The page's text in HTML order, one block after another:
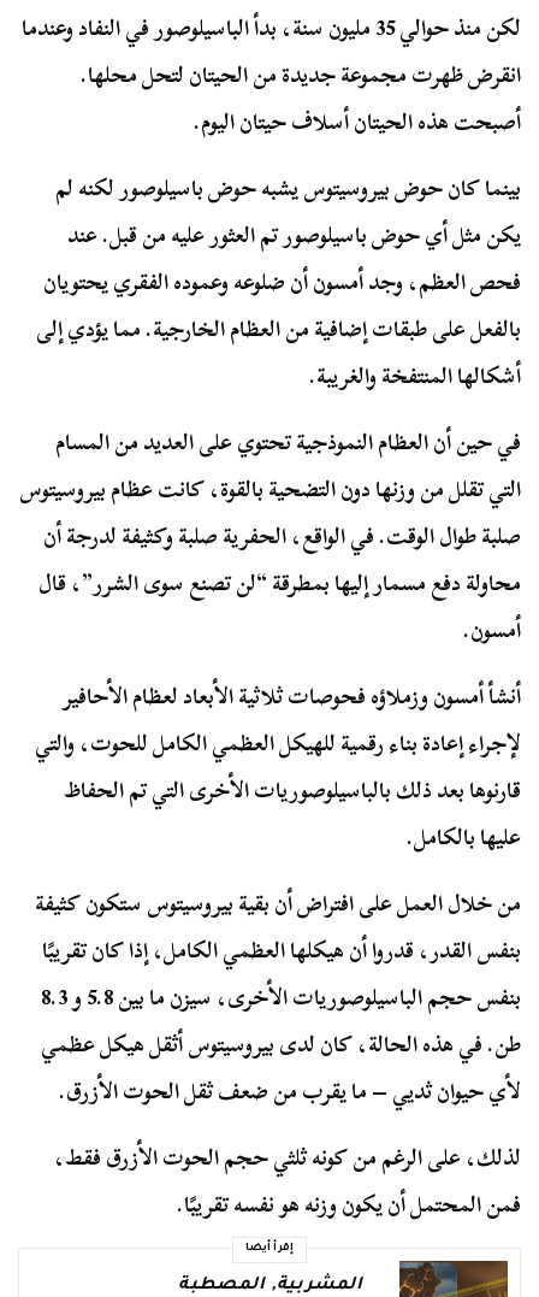
لكن منذ حوالي 35 مليون سنة، بدأ الباسيلوصور في النفاد وعندما
انقرض ظهرت مجموعة جديدة من الحيتان لتحل محلها.
أصبحت هذه الحيتان أسلاف حيتان اليوم.
بينما كان حوض بيروسيتوس يشبه حوض باسيلوصور لكنه لم
يكن مثل أي حوض باسيلوصور تم العثور عليه من قبل. عند
فحص العظم، وجد أمسون أن ضلوعه وعموده الفقري يحتويان
بالفعل على طبقات إضافية من العظام الخارجية. مما يؤدي إلى
أشكالها المنتفخة والغريبة.
في حين أن العظام النموذجية تحتوي على العديد من المسام
التي تقلل من وزنها دون التضحية بالقوة، كانت عظام بيروسيتوس
صلبة طوال الوقت. في الواقع، الحفرية صلبة وكثيفة لدرجة أن
محاولة دفع مسمار إليها بمطرقة “لن تصنع سوى الشرر”، قال
أمسون.
أنشأ أمسون وزملاؤه فحوصات ثلاثية الأبعاد لعظام الأحافير
لإجراء إعادة بناء رقمية للهيكل العظمي الكامل للحوت، والتي
قارنوها بعد ذلك بالباسيلوصوريات الأخرى التي تم الحفاظ
عليها بالكامل.
من خلال العمل على افتراض أن بقية بيروسيتوس ستكون كثيفة
بنفس القدر، قدروا أن هيكلها العظمي الكامل، إذا كان تقريبًا
بنفس حجم الباسيلوصوريات الأخرى، سيزن ما بين 5.8 و 8.3
طن. في هذه الحالة، كان لدى بيروسيتوس أثقل هيكل عظمي
لأي حيوان ثديي – ما يقرب من ضعف ثقل الحوت الأزرق.
لذلك، على الرغم من كونه ثلثي حجم الحوت الأزرق فقط،
فمن المحتمل أن يكون وزنه هو نفسه تقريبًا.
إقرأ أيضا
المشربية,المصطبة